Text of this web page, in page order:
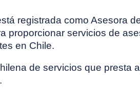
registrada como Asesora
proporcionar servicios de
en Chile.
de servicios que presta